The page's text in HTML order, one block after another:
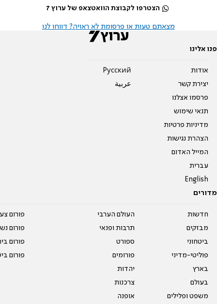
הצטרפו לקבוצת הוואטצאפ של ערוץ 7
מצאתם טעות או פרסומת לא ראויה? דווחו לנו
פנו אלינו
אודות
יצירת קשר
פרסמו אצלנו
תנאי שימוש
מדיניות פרטיות
הצהרת נגישות
המייל האדום
עברית
English
Pусский
عربية
מדורים
חדשות
מבזקים
ביטחוני
פוליטי-מדיני
בארץ
בעולם
משפט ופלילים
העולם הערבי
תרבות ופנאי
ספורט
פורומים
יהדות
צרכנות
אופנה
פורום
פורום
פורום
פורום